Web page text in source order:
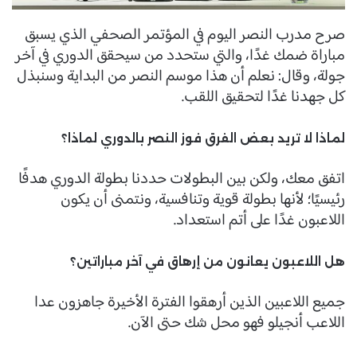
صرح مدرب النصر اليوم في المؤتمر الصحفي الذي يسبق
مباراة ضمك غدًا، والتي ستحدد من سيحقق الدوري في آخر
جولة، وقال: نعلم أن هذا موسم النصر من البداية وسنبذل
كل جهدنا غدًا لتحقيق اللقب.
لماذا لا تريد بعض الفرق فوز النصر بالدوري لماذا؟
اتفق معك، ولكن بين البطولات حددنا بطولة الدوري هدفًا
رئيسيًا؛ لأنها بطولة قوية وتنافسية، ونتمنى أن يكون
اللاعبون غدًا على أتم استعداد.
هل اللاعبون يعانون من إرهاق في آخر مباراتين؟
جميع اللاعبين الذين أرهقوا الفترة الأخيرة جاهزون عدا
اللاعب أنجيلو فهو محل شك حتى الآن.